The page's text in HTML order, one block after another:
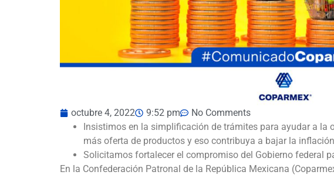
octubre 4, 2022 9:52 pm
No Comments
Insistimos en la simplificación de trámites para ayudar a la
más oferta de productos y eso contribuya a bajar la inflación
Solicitamos fortalecer el compromiso del Gobierno federal
En la Confederación Patronal de la República Mexicana